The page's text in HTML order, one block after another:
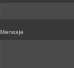
Mensaje